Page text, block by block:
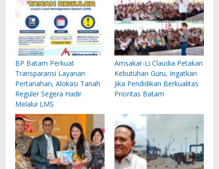
BP Batam Perkuat
Transparansi Layanan
Pertanahan, Alokasi Tanah
Reguler Segera Hadir
Melalui LMS
Amsakar-Li Claudia Petakan
Kebutuhan Guru, Ingatkan
Jika Pendidikan Berkualitas
Prioritas Batam